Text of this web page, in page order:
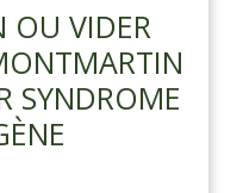
OU VIDER
SYNDROME